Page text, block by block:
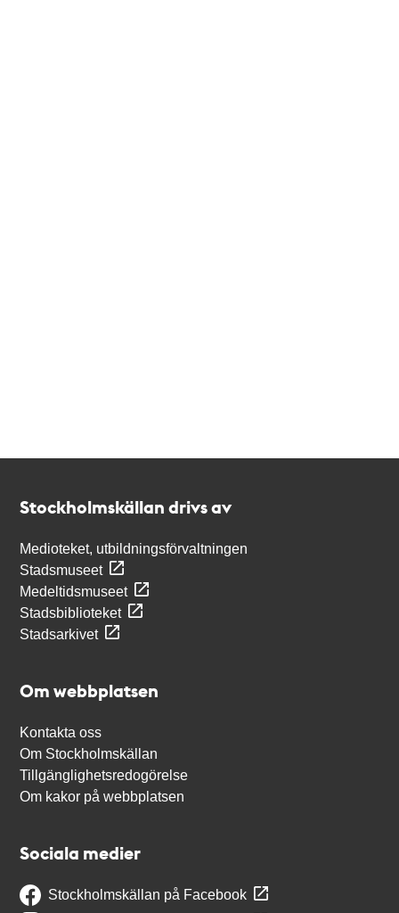
Stockholmskällan drivs av
Medioteket, utbildningsförvaltningen
Stadsmuseet
Medeltidsmuseet
Stadsbiblioteket
Stadsarkivet
Om webbplatsen
Kontakta oss
Om Stockholmskällan
Tillgänglighetsredogörelse
Om kakor på webbplatsen
Sociala medier
Stockholmskällan på Facebook